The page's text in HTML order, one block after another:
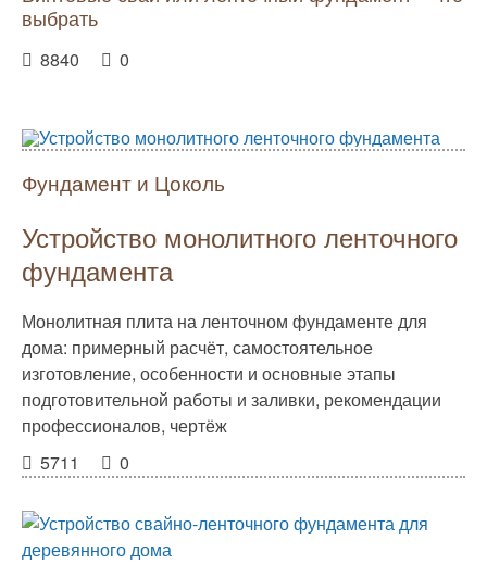
выбрать
8840 0
Фундамент и Цоколь
Устройство монолитного ленточного
фундамента
Монолитная плита на ленточном фундаменте для
дома: примерный расчёт, самостоятельное
изготовление, особенности и основные этапы
подготовительной работы и заливки, рекомендации
профессионалов, чертёж
5711
0